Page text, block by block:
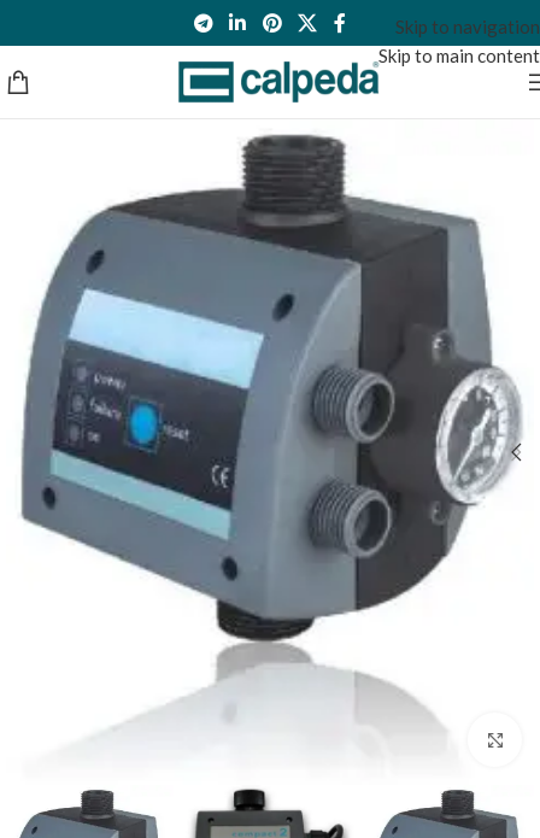
Skip to navigation
Skip to main content